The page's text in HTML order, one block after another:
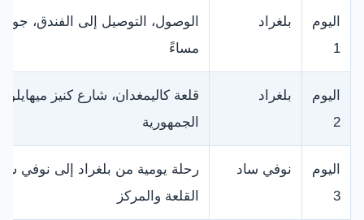
اليوم
1
بلغراد
الوصول، التوصيل إلى الفندق،
مساءً
اليوم
2
بلغراد
قلعة كاليمغدان، شارع كنيز
الجمهورية
اليوم
3
نوفي ساد
رحلة يومية من بلغراد إلى نوفي
القلعة والمركز